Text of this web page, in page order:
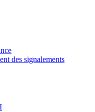
des signalements